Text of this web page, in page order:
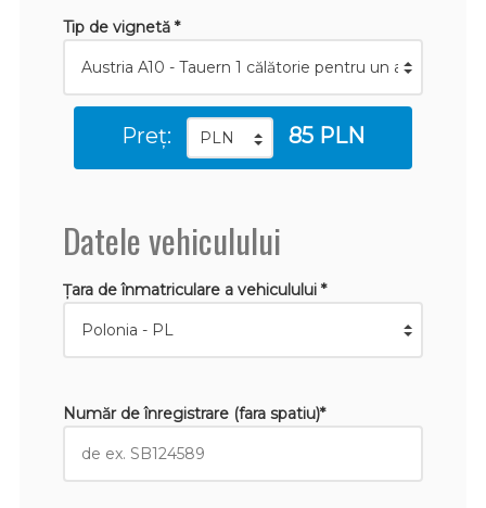
Tip de vignetă *
Preț: 85 PLN
Datele vehiculului
Țara de înmatriculare a vehiculului *
Număr de înregistrare (fara spatiu)*